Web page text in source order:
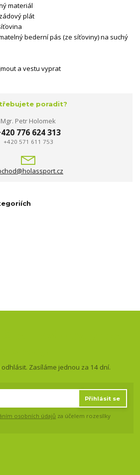
materiál
plát
bederní pás (ze síťoviny) na suchý
a vestu vyprat
poradit?
Mgr. Petr Holomek
776 624 313
+420 571 611 753
Zasíláme jednou za 14 dní.
Přihlásit se
osobních údajů za účelem rozesílky